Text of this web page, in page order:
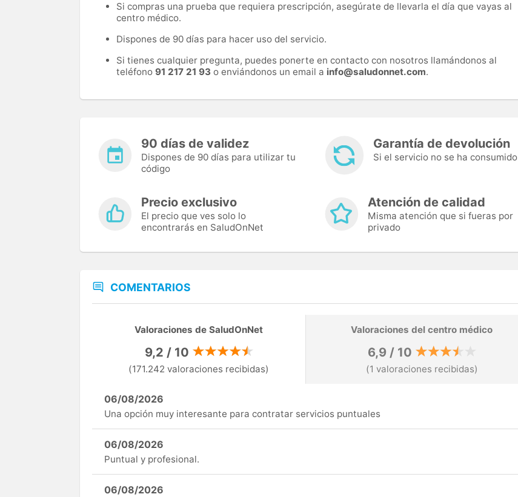
Si compras una prueba que requiera prescripción, asegúrate de llevarla el día que vayas al
centro médico.
Dispones de 90 días para hacer uso del servicio.
Si tienes cualquier pregunta, puedes ponerte en contacto con nosotros llamándonos al
teléfono 91 217 21 93 o enviándonos un email a info@saludonnet.com.
90 días de validez
Dispones de 90 días para utilizar tu
código
Garantía de devolución
Si el servicio no se ha consumido
Precio exclusivo
El precio que ves solo lo
encontrarás en SaludOnNet
Atención de calidad
Misma atención que si fueras por
privado
COMENTARIOS
Valoraciones de SaludOnNet
9,2 / 10
(171.242 valoraciones recibidas)
Valoraciones del centro médico
6,9 / 10
(1 valoraciones recibidas)
06/08/2026
Una opción muy interesante para contratar servicios puntuales
06/08/2026
Puntual y profesional.
06/08/2026